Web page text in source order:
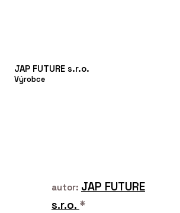
JAP FUTURE s.r.o.
Výrobce
autor: JAP FUTURE
s.r.o. *